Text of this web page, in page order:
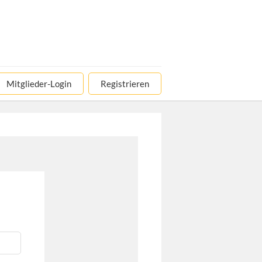
Mitglieder-Login Registrieren